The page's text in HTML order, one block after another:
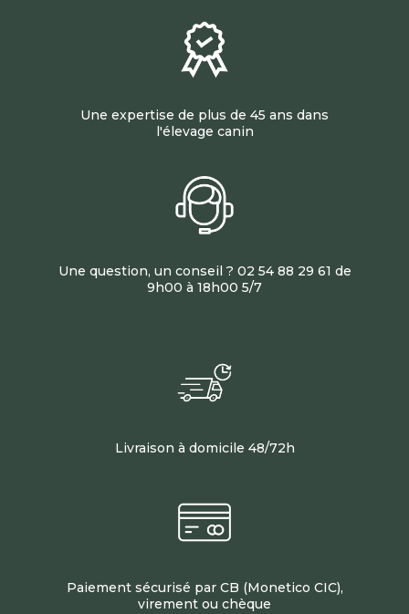
Une expertise de plus de 45 ans dans
l'élevage canin
Une question, un conseil ? 02 54 88 29 61 de
9h00 à 18h00 5/7
Livraison à domicile 48/72h
Paiement sécurisé par CB (Monetico CIC),
virement ou chèque